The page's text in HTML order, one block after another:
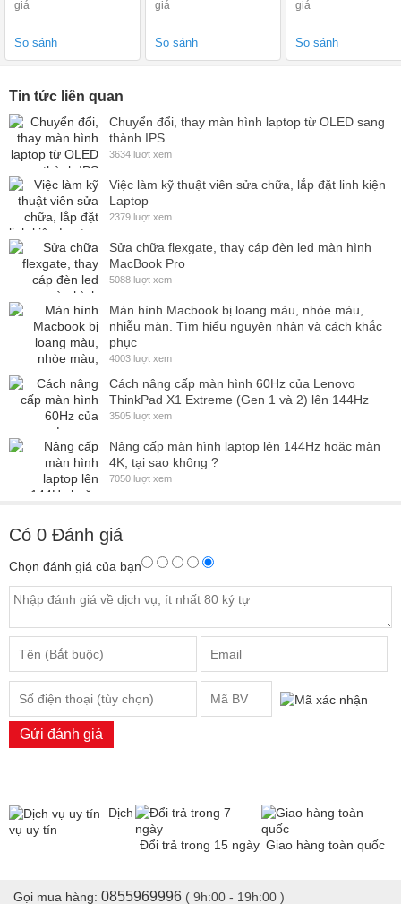
giá
So sánh
giá
So sánh
giá
So sánh
Tin tức liên quan
Chuyển đổi, thay màn hình laptop từ OLED sang
thành IPS
3634 lượt xem
Việc làm kỹ thuật viên sửa chữa, lắp đặt linh kiện
Laptop
2379 lượt xem
Sửa chữa flexgate, thay cáp đèn led màn hình
MacBook Pro
5088 lượt xem
Màn hình Macbook bị loang màu, nhòe màu,
nhiễu màn. Tìm hiểu nguyên nhân và cách khắc
phục
4003 lượt xem
Cách nâng cấp màn hình 60Hz của Lenovo
ThinkPad X1 Extreme (Gen 1 và 2) lên 144Hz
3505 lượt xem
Nâng cấp màn hình laptop lên 144Hz hoặc màn
4K, tại sao không ?
7050 lượt xem
Có 0 Đánh giá
Chọn đánh giá của bạn
Gửi đánh giá
Dịch
vụ uy tín
Đổi trả trong 15 ngày Giao hàng toàn quốc
Gọi mua hàng: 0855969996 ( 9h:00 - 19h:00 )